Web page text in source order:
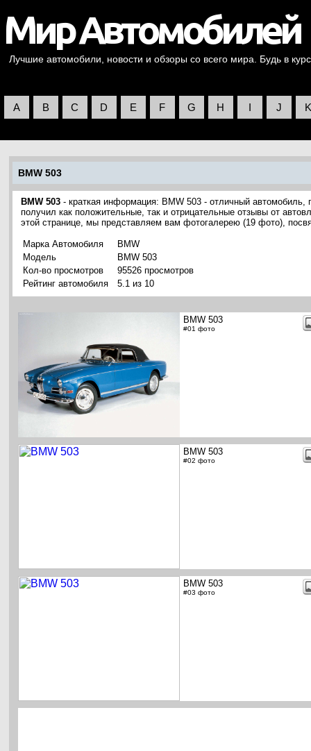
Лучшие автомобили, новости и обзоры со всего мира. Будь в
A B C D E F G H I J K
BMW 503
BMW 503 - краткая информация: BMW 503 - отличный
получил как положительные, так и отрицательные отзывы от
этой странице, мы представляем вам фотогалерею (19 фото),
Марка Автомобиля
BMW
Модель
BMW 503
Кол-во просмотров
95526 просмотров
Рейтинг автомобиля
5.1 из 10
BMW 503
#01 фото
BMW 503
#02 фото
BMW 503
#03 фото